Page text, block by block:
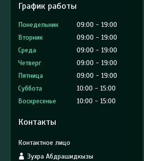
График работы
Понедельник 09:00
19:00
Вторник
09:00
19:00
Среда
09:00
19:00
Четверг
09:00
19:00
Пятница
09:00
19:00
Суббота
10:00
15:00
Воскресенье
10:00 15:00
Контакты
Зухра Абдрашидкызы